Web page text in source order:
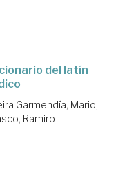
del latín
Garmendía, Mario;
Ramiro